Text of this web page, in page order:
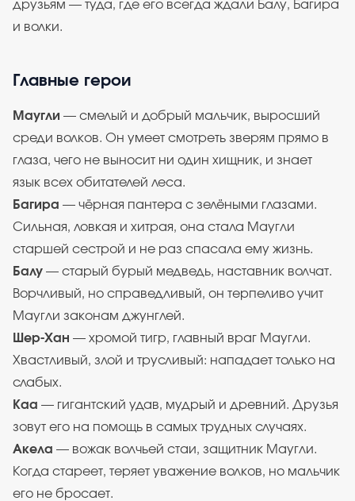
друзьям — туда, где его всегда ждали Балу, Багира
и волки.
Главные герои
Маугли — смелый и добрый мальчик, выросший
среди волков. Он умеет смотреть зверям прямо в
глаза, чего не выносит ни один хищник, и знает
язык всех обитателей леса.
Багира — чёрная пантера с зелёными глазами.
Сильная, ловкая и хитрая, она стала Маугли
старшей сестрой и не раз спасала ему жизнь.
Балу — старый бурый медведь, наставник волчат.
Ворчливый, но справедливый, он терпеливо учит
Маугли законам джунглей.
Шер-Хан — хромой тигр, главный враг Маугли.
Хвастливый, злой и трусливый: нападает только на
слабых.
Каа — гигантский удав, мудрый и древний. Друзья
зовут его на помощь в самых трудных случаях.
Акела — вожак волчьей стаи, защитник Маугли.
Когда стареет, теряет уважение волков, но мальчик
его не бросает.